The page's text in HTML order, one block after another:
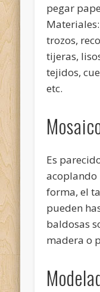
pegar
trozos,
tijeras,
tejidos,
etc.
Es
acoplando
forma, el
pueden
baldosas
madera o